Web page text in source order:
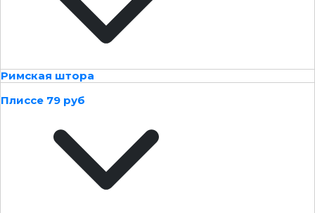
Римская штора
Плиссе 79 руб